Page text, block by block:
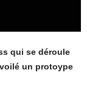
qui se déroule
un protoype